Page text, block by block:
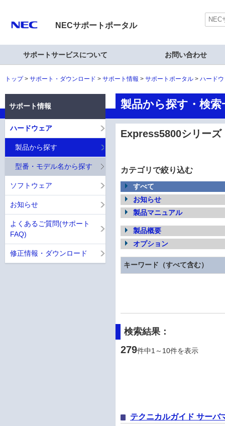
NECサポートポータル
サポートサービスについて お問い合わせ
トップ サポート・ダウンロード サポート情報 サポートポータル ハード
製品から探す・検
Express5800シリー
カテゴリで絞り込む
すべて
お知らせ
製品マニュアル
製品概要
オプション
キーワード（すべて含む）
検索結果：
279件中1～10件を表示
テクニカルガイド サーバ
サポート情報
ハードウェア
製品から探す
型番・モデル名から探す
ソフトウェア
お知らせ
よくあるご質問(サポート
FAQ)
修正情報・ダウンロード